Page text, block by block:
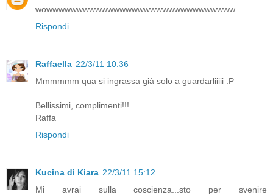
wowwwwwwwwwwwwwwwwwwwwwwwwwwwwwww
Rispondi
Raffaella 22/3/11 10:36
Mmmmmm qua si ingrassa già solo a guardarliiiii :P
Bellissimi, complimenti!!!
Raffa
Rispondi
Kucina di Kiara 22/3/11 15:12
Mi avrai sulla coscienza...sto per svenire